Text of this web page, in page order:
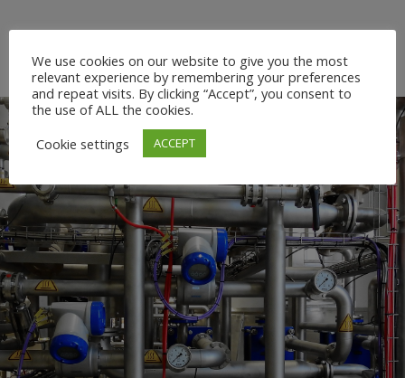
We use cookies on our website to give you the most
relevant experience by remembering your preferences
and repeat visits. By clicking “Accept”, you consent to
the use of ALL the cookies.
Cookie settings
ACCEPT